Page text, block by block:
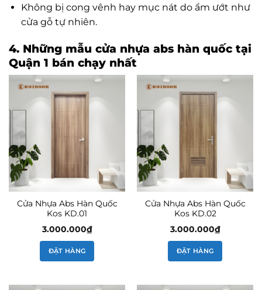
Không bị cong vênh hay mục nát do ẩm ướt như
cửa gỗ tự nhiên.
4. Những mẫu cửa nhựa abs hàn quốc tại
Quận 1 bán chạy nhất
Cửa Nhựa Abs Hàn Quốc
Kos KD.01
3.000.000₫
ĐẶT HÀNG
Cửa Nhựa Abs Hàn Quốc
Kos KD.02
3.000.000₫
ĐẶT HÀNG